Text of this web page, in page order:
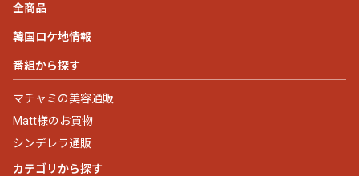
全商品
韓国ロケ地情報
番組から探す
マチャミの美容通販
Matt様のお買物
シンデレラ通販
カテゴリから探す